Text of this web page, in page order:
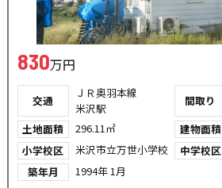
830万円
交通
ＪＲ奥羽本線
米沢駅
間取り
土地面積 296.11㎡ 建物面積
小学校区
米沢市立万世小学校 中学校区
築年月
1994年 1月